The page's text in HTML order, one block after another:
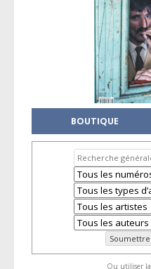
BOUTIQUE
Ou utiliser la